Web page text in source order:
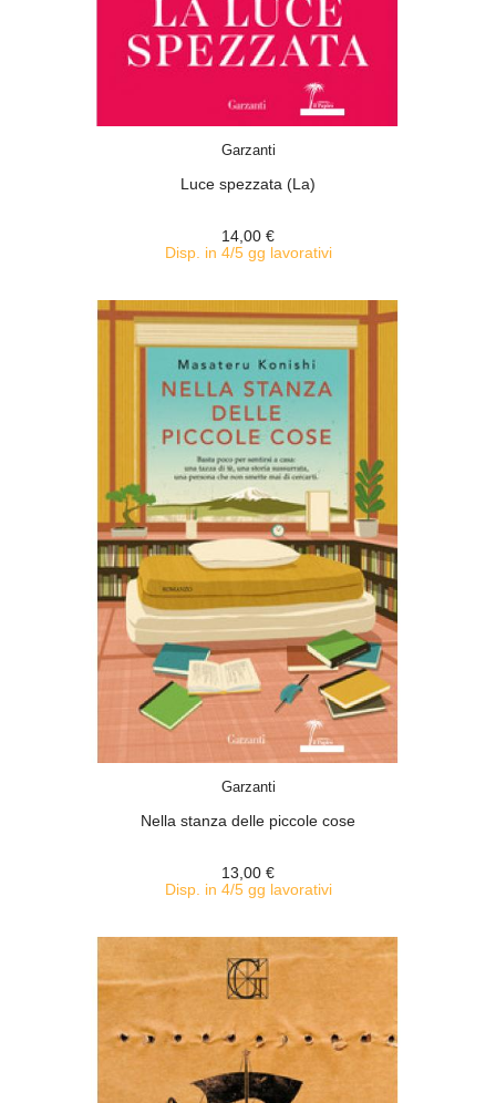
Garzanti
Luce spezzata (La)
14,00 €
Disp. in 4/5 gg lavorativi
Garzanti
Nella stanza delle piccole cose
13,00 €
Disp. in 4/5 gg lavorativi